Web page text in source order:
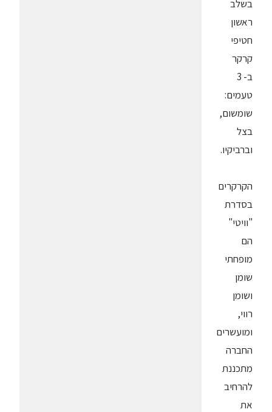
בשלב
ראשון
חטיפי
קרקר
ב- 3
טעמים:
שומשום,
בצל
וברביקיו.
הקרקרים
בסדרת
"וויטי"
הם
מופחתי
שומן
ושומן
רווי,
ומועשרים
החברה
מתכננת
להרחיב
את